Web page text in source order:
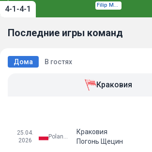
Filip Majchrowicz
4-1-4-1
Последние игры команд
Дома В гостях
Краковия
25.04.
2026
Краковия
Погонь Щецин